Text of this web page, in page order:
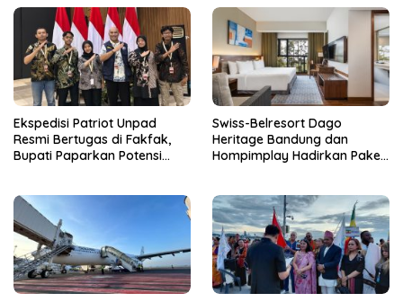
Ekspedisi Patriot Unpad
Resmi Bertugas di Fakfak,
Bupati Paparkan Potensi
Swiss-Belresort Dago
Heritage Bandung dan
Hompimplay Hadirkan Paket